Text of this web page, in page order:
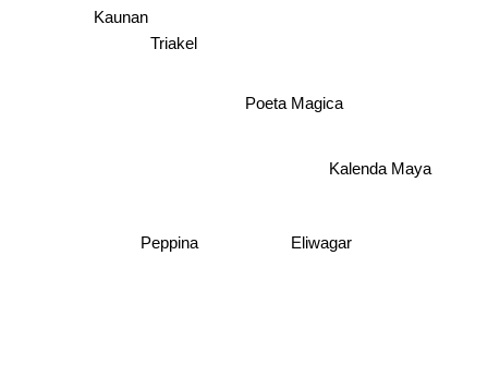
Triakel
Poeta Magica
Kaunan
Eliwagar
Peppina
Kalenda Maya